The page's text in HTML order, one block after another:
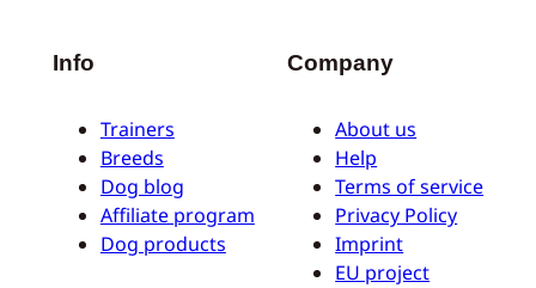
Info
Trainers
Breeds
Dog blog
Affiliate program
Dog products
Company
About us
Help
Terms of service
Privacy Policy
Imprint
EU project